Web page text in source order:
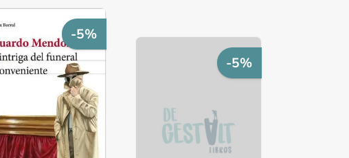
-5%
-5%